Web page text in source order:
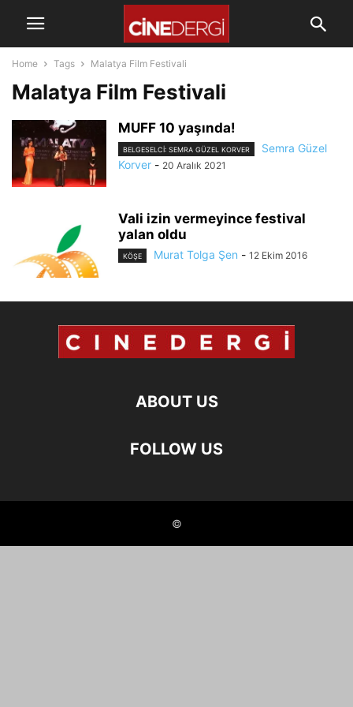
Home Tags Malatya Film Festivali
Malatya Film Festivali
MUFF 10 yaşında!
BELGESELCI: SEMRA GÜZEL KORVER
Semra Güzel
Korver - 20 Aralık 2021
Vali izin vermeyince festival
yalan oldu
KÖŞE Murat Tolga Şen - 12 Ekim 2016
ABOUT US
FOLLOW US
©